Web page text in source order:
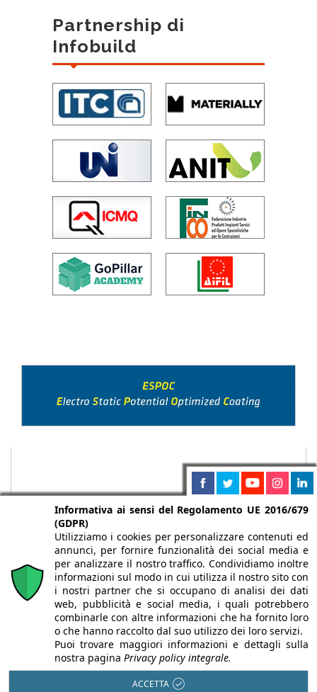
Partnership di
Infobuild
Chi siamo Autori Per la tua pubblicità
Iscriviti alla
newsletter
Informativa ai sensi del Regolamento UE 2016/679
(GDPR)
Utilizziamo i cookies per personalizzare contenuti ed
annunci, per fornire funzionalità dei social media e
per analizzare il nostro traffico. Condividiamo inoltre
informazioni sul modo in cui utilizza il nostro sito con
i nostri partner che si occupano di analisi dei dati
web, pubblicità e social media, i quali potrebbero
combinarle con altre informazioni che ha fornito loro
o che hanno raccolto dal suo utilizzo dei loro servizi.
Puoi trovare maggiori informazioni e dettagli sulla
nostra pagina Privacy policy integrale.
ACCETTA